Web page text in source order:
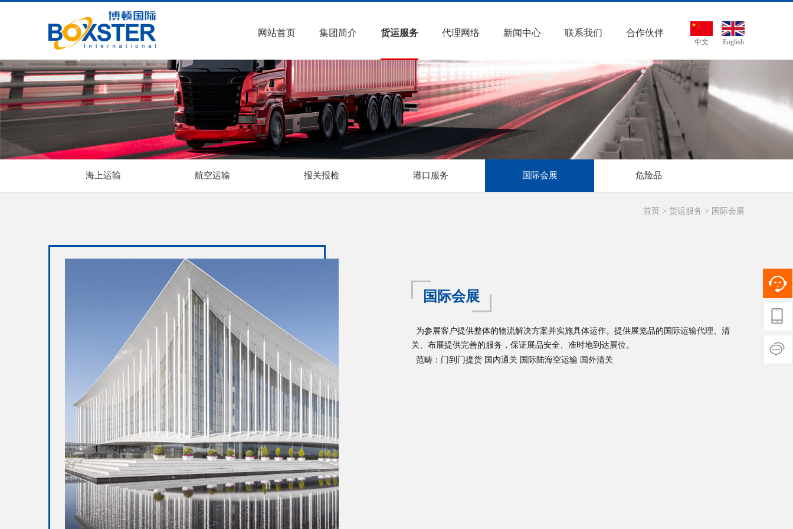
中文 English
网站首页 集团简介 货运服务 代理网络 新闻中心 联系我们 合作伙伴
海上运输 航空运输 报关报检 港口服务 国际会展 危险品
首页 > 货运服务 > 国际会展
国际会展
为参展客户提供整体的物流解决方案并实施具体运作。提供展览品的国际运输代理、清
关、布展提供完善的服务，保证展品安全、准时地到达展位。
范畴：门到门提货 国内通关 国际陆海空运输 国外清关